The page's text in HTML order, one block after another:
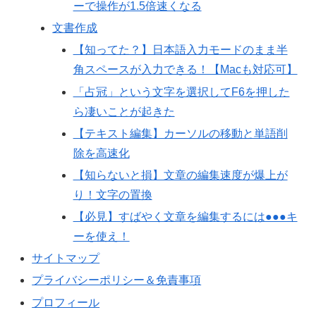
ーで操作が1.5倍速くなる
文書作成
【知ってた？】日本語入力モードのまま半
角スペースが入力できる！【Macも対応可】
「占冠」という文字を選択してF6を押した
ら凄いことが起きた
【テキスト編集】カーソルの移動と単語削
除を高速化
【知らないと損】文章の編集速度が爆上が
り！文字の置換
【必見】すばやく文章を編集するには●●●キ
ーを使え！
サイトマップ
プライバシーポリシー＆免責事項
プロフィール